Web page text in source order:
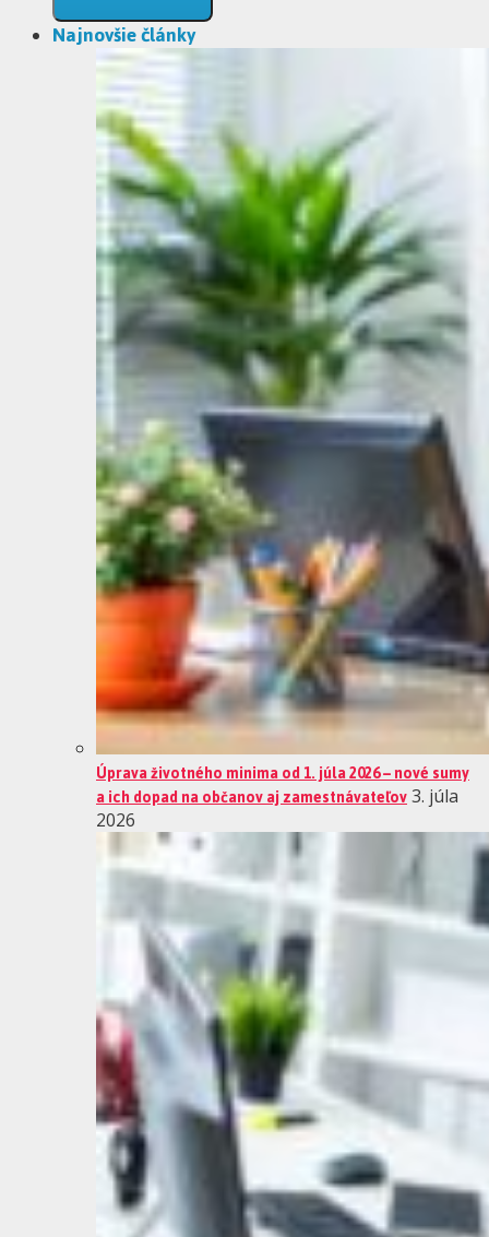
Najnovšie články
Úprava životného minima od 1. júla 2026 – nové sumy
a ich dopad na občanov aj zamestnávateľov3. júla
2026